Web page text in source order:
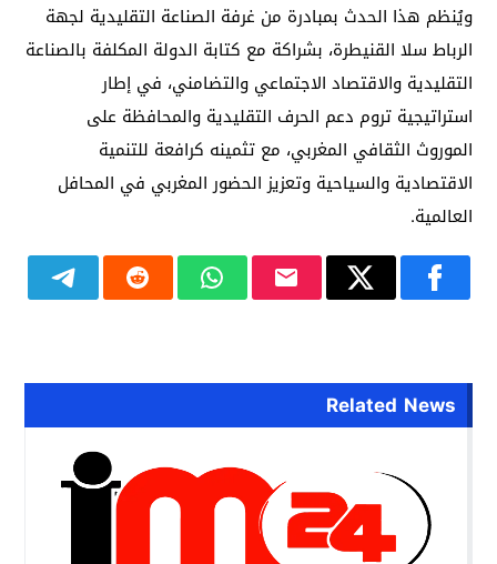
ويُنظم هذا الحدث بمبادرة من غرفة الصناعة التقليدية لجهة
الرباط سلا القنيطرة، بشراكة مع كتابة الدولة المكلفة بالصناعة
التقليدية والاقتصاد الاجتماعي والتضامني، في إطار
استراتيجية تروم دعم الحرف التقليدية والمحافظة على
الموروث الثقافي المغربي، مع تثمينه كرافعة للتنمية
الاقتصادية والسياحية وتعزيز الحضور المغربي في المحافل
العالمية.
Related News